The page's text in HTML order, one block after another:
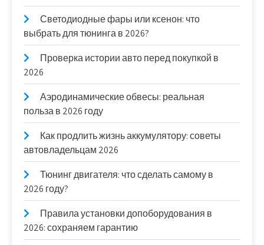
Светодиодные фары или ксенон: что
выбрать для тюнинга в 2026?
Проверка истории авто перед покупкой в
2026
Аэродинамические обвесы: реальная
польза в 2026 году
Как продлить жизнь аккумулятору: советы
автовладельцам 2026
Тюнинг двигателя: что сделать самому в
2026 году?
Правила установки допоборудования в
2026: сохраняем гарантию